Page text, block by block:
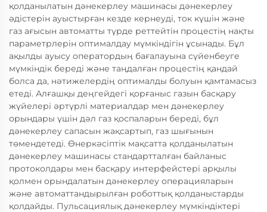
қолданылатын дәнекерлеу машинасы дәнекерлеу
әдістерін ауыстырған кезде кернеуді, ток күшін және
газ ағысын автоматты түрде реттейтін процестің нақты
параметрлерін оптималдау мүмкіндігін ұсынады. Бұл
ақылды ауысу оператордың бағалауына сүйенбеуге
мүмкіндік береді және таңдалған процестің қандай
болса да, нәтижелердің оптималды болуын қамтамасыз
етеді. Алғашқы деңгейдегі қорғаныс газын басқару
жүйелері әртүрлі материалдар мен дәнекерлеу
орындары үшін дәл газ қоспаларын береді, бұл
дәнекерлеу сапасын жақсартып, газ шығынын
төмендетеді. Өнеркәсіптік мақсатта қолданылатын
дәнекерлеу машинасы стандартталған байланыс
протоколдары мен басқару интерфейстері арқылы
қолмен орындалатын дәнекерлеу операцияларын
және автоматтандырылған роботтық қолданыстарды
қолдайды. Пульсациялық дәнекерлеу мүмкіндіктері